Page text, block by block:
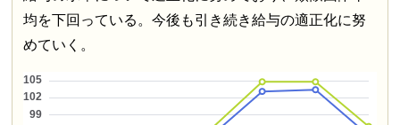
均を下回っている。今後も引き続き給与の適正化に努
めていく。